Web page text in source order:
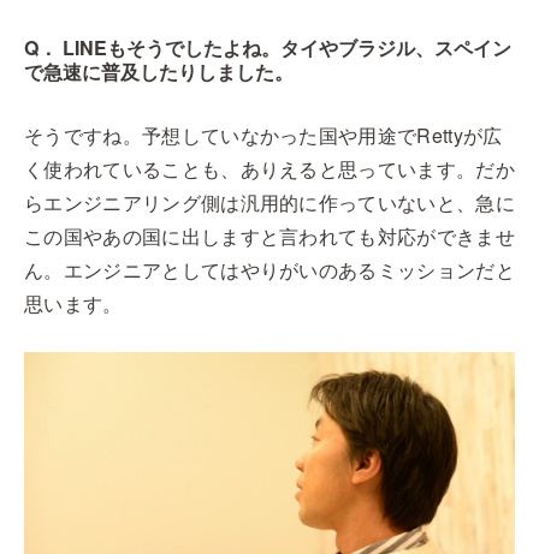
Q． LINEもそうでしたよね。タイやブラジル、スペイン
で急速に普及したりしました。
そうですね。予想していなかった国や用途でRettyが広
く使われていることも、ありえると思っています。だか
らエンジニアリング側は汎用的に作っていないと、急に
この国やあの国に出しますと言われても対応ができませ
ん。エンジニアとしてはやりがいのあるミッションだと
思います。